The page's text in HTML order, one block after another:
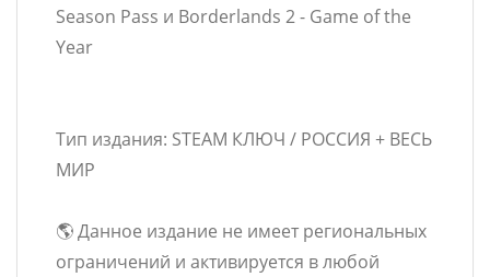
Season Pass и Borderlands 2 - Game of the
Year
Тип издания: STEAM КЛЮЧ / РОССИЯ + ВЕСЬ
МИР
🌎 Данное издание не имеет региональных
ограничений и активируется в любой